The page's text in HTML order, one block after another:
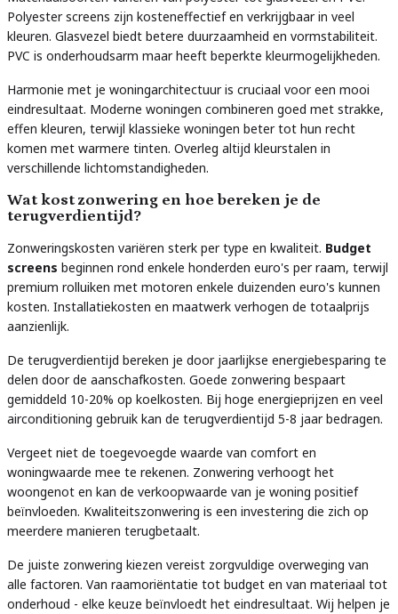
Polyester screens zijn kosteneffectief en verkrijgbaar in veel
kleuren. Glasvezel biedt betere duurzaamheid en vormstabiliteit.
PVC is onderhoudsarm maar heeft beperkte kleurmogelijkheden.
Harmonie met je woningarchitectuur is cruciaal voor een mooi
eindresultaat. Moderne woningen combineren goed met strakke,
effen kleuren, terwijl klassieke woningen beter tot hun recht
komen met warmere tinten. Overleg altijd kleurstalen in
verschillende lichtomstandigheden.
Wat kost zonwering en hoe bereken je de
terugverdientijd?
Zonweringskosten variëren sterk per type en kwaliteit. Budget
screens beginnen rond enkele honderden euro's per raam, terwijl
premium rolluiken met motoren enkele duizenden euro's kunnen
kosten. Installatiekosten en maatwerk verhogen de totaalprijs
aanzienlijk.
De terugverdientijd bereken je door jaarlijkse energiebesparing te
delen door de aanschafkosten. Goede zonwering bespaart
gemiddeld 10-20% op koelkosten. Bij hoge energieprijzen en veel
airconditioning gebruik kan de terugverdientijd 5-8 jaar bedragen.
Vergeet niet de toegevoegde waarde van comfort en
woningwaarde mee te rekenen. Zonwering verhoogt het
woongenot en kan de verkoopwaarde van je woning positief
beïnvloeden. Kwaliteitszonwering is een investering die zich op
meerdere manieren terugbetaalt.
De juiste zonwering kiezen vereist zorgvuldige overweging van
alle factoren. Van raamoriëntatie tot budget en van materiaal tot
onderhoud - elke keuze beïnvloedt het eindresultaat. Wij helpen je